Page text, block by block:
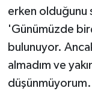
erken olduğunu
'Günümüzde
bulunuyor.
almadım ve
düşünmüyorum.